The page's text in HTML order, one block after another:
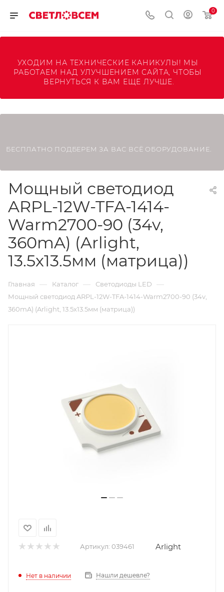
0
УХОДИМ НА ТЕХНИЧЕСКИЕ КАНИКУЛЫ! МЫ
РАБОТАЕМ НАД УЛУЧШЕНИЕМ САЙТА, ЧТОБЫ
ВЕРНУТЬСЯ К ВАМ ЕЩЕ ЛУЧШЕ.
БЕСПЛАТНО ПОДБЕРЕМ ЗА ВАС ВСЁ ОБОРУДОВАНИЕ.
Мощный светодиод
ARPL-12W-TFA-1414-
Warm2700-90 (34v,
360mA) (Arlight,
13.5х13.5мм (матрица))
Главная — Каталог — Светодиоды LED —
Мощный светодиод ARPL-12W-TFA-1414-Warm2700-90 (34v,
360mA) (Arlight, 13.5х13.5мм (матрица))
Артикул: 039461 Arlight
Нет в наличии Нашли дешевле?